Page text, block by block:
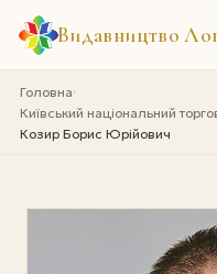
Видавництво
Головна›
Київський національний
Козир Борис Юрійович